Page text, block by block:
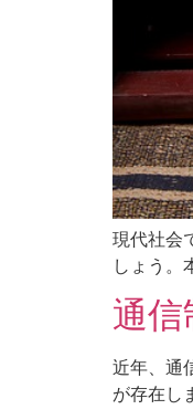
現代社会
しょう。
通
近年、通
が存在し